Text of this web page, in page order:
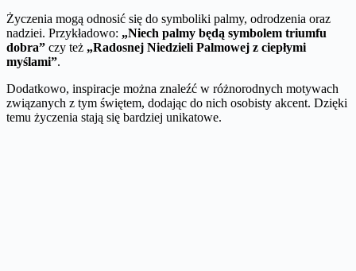
Życzenia mogą odnosić się do symboliki palmy, odrodzenia oraz
nadziei. Przykładowo: „Niech palmy będą symbolem triumfu
dobra” czy też „Radosnej Niedzieli Palmowej z ciepłymi
myślami”.
Dodatkowo, inspiracje można znaleźć w różnorodnych motywach
związanych z tym świętem, dodając do nich osobisty akcent. Dzięki
temu życzenia stają się bardziej unikatowe.